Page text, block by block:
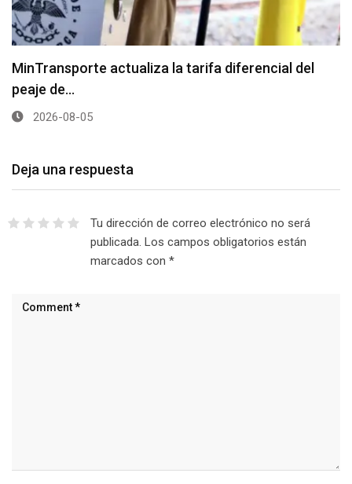
MinTransporte actualiza la tarifa diferencial del
peaje de…
2026-08-05
Deja una respuesta
Tu dirección de correo electrónico no será
publicada. Los campos obligatorios están
marcados con *